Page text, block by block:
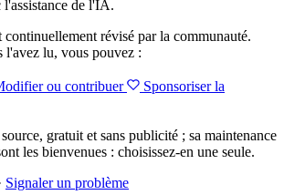
de l'IA.
continuellement révisé par la communauté.
l'avez lu, vous pouvez :
ou contribuer
Sponsoriser la
gratuit et sans publicité ; sa maintenance
les bienvenues : choisissez-en une seule.
Signaler un problème